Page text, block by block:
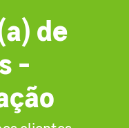
de
-